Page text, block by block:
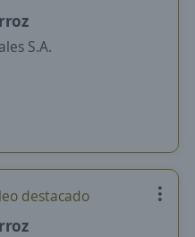
S.A.
destacado